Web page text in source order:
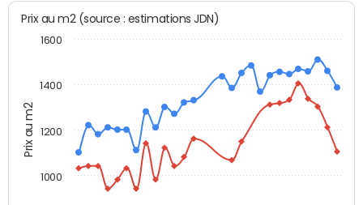
Prix au m2
Prix au m2 (source : estimations JDN)
1000
1200
1400
1600